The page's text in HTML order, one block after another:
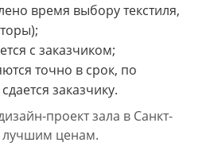
время выбору текстиля,
с заказчиком;
точно в срок, по
заказчику.
проект зала в Санкт-
лучшим ценам.